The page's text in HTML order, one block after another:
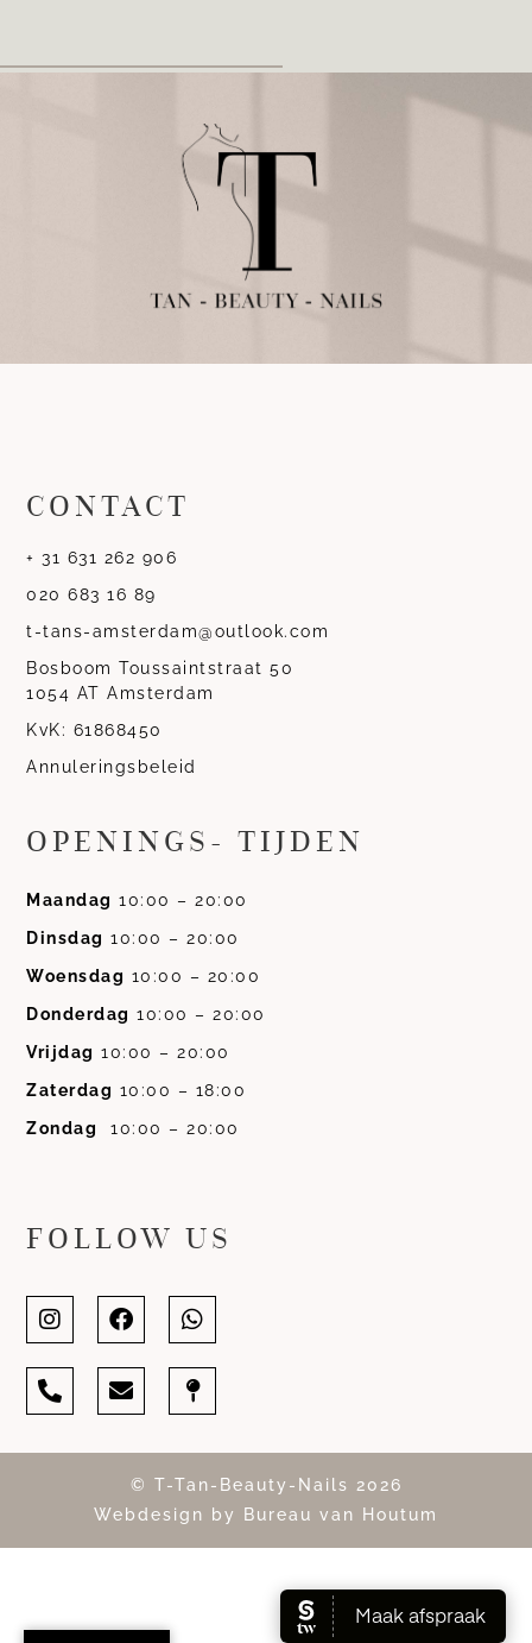
CONTACT
+ 31 631 262 906
020 683 16 89
t-tans-amsterdam@outlook.com
Bosboom Toussaintstraat 50
1054 AT Amsterdam
KvK: 61868450
Annuleringsbeleid
OPENINGS- TIJDEN
Maandag 10:00 – 20:00
Dinsdag 10:00 – 20:00
Woensdag 10:00 – 20:00
Donderdag 10:00 – 20:00
Vrijdag 10:00 – 20:00
Zaterdag 10:00 – 18:00
Zondag
10:00 – 20:00
FOLLOW US
© T-Tan-Beauty-Nails 2026
Webdesign by Bureau van Houtum